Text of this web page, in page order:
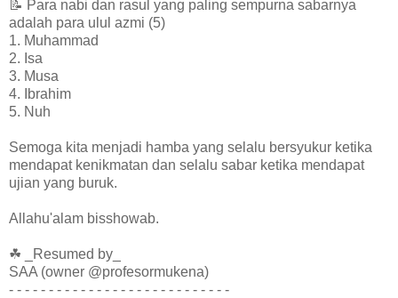
📝 Para nabi dan rasul yang paling sempurna sabarnya
adalah para ulul azmi (5)
1. Muhammad
2. Isa
3. Musa
4. Ibrahim
5. Nuh
Semoga kita menjadi hamba yang selalu bersyukur ketika
mendapat kenikmatan dan selalu sabar ketika mendapat
ujian yang buruk.
Allahu'alam bisshowab.
☘ _Resumed by_
SAA (owner @profesormukena)
- - - - - - - - - - - - - - - - - - - - - - - - - - - -